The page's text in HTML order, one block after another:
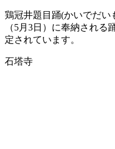
鶏冠井題目踊(かいでだい
（5月3日）に奉納され
定されています。
石塔寺